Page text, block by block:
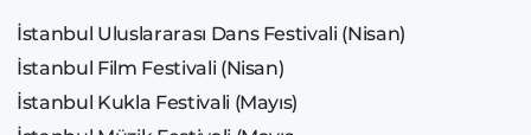
İstanbul Uluslararası Dans Festivali (Nisan)
İstanbul Film Festivali (Nisan)
İstanbul Kukla Festivali (Mayıs)